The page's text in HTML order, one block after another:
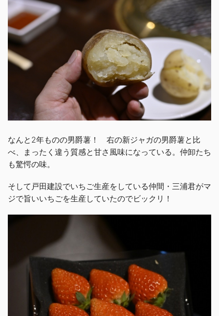
なんと2年ものの男爵薯！ 右の新ジャガの男爵薯と比
べ、まったく違う質感と甘さ風味になっている。仲卸たち
も驚愕の味。
そして戸田建設でいちご生産をしている仲間・三浦君がマ
ジで旨いいちごを生産していたのでビックリ！